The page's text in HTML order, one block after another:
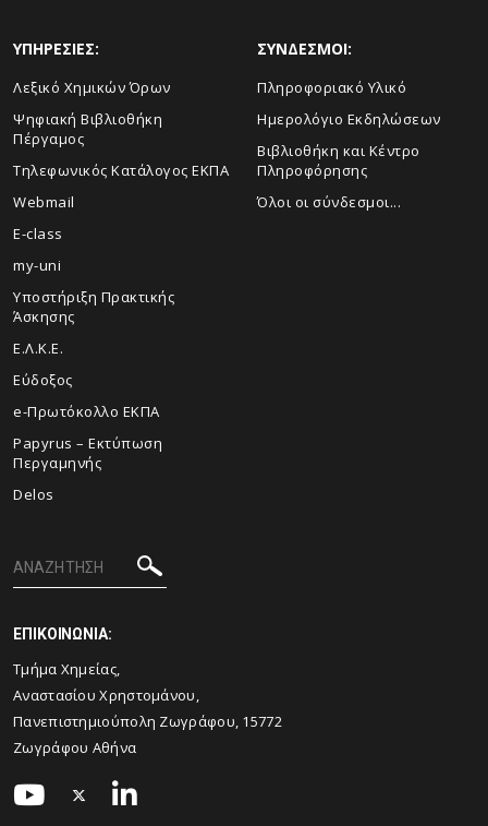
ΥΠΗΡΕΣΙΕΣ:
Λεξικό Χημικών Όρων
Ψηφιακή Βιβλιοθήκη
Πέργαμος
Τηλεφωνικός Κατάλογος ΕΚΠΑ
Webmail
E-class
my-uni
Υποστήριξη Πρακτικής
Άσκησης
Ε.Λ.Κ.Ε.
Εύδοξος
e-Πρωτόκολλο ΕΚΠΑ
Papyrus – Εκτύπωση
Περγαμηνής
Delos
ΣΥΝΔΕΣΜΟΙ:
Πληροφοριακό Υλικό
Ημερολόγιο Εκδηλώσεων
Βιβλιοθήκη και Κέντρο
Πληροφόρησης
Όλοι οι σύνδεσμοι...
ΕΠΙΚΟΙΝΩΝΙΑ:
Τμήμα Χημείας,
Αναστασίου Χρηστομάνου,
Πανεπιστημιούπολη Ζωγράφου, 15772
Ζωγράφου Αθήνα